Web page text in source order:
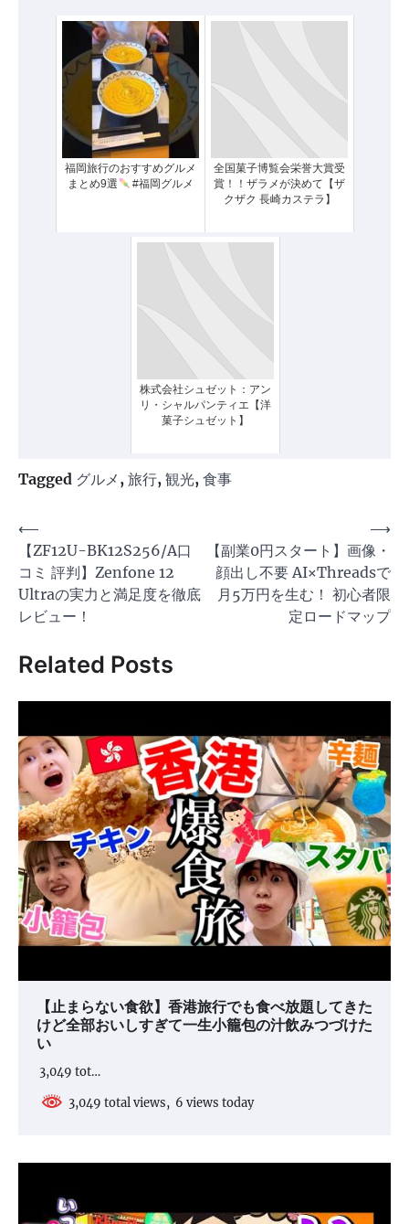
福岡旅行のおすすめグルメ
まとめ9選
#福岡グルメ
全国菓子博覧会栄誉大賞受
賞！！ザラメが決めて【ザ
クザク 長崎カステラ】
株式会社シュゼット：アン
リ・シャルパンティエ【洋
菓子シュゼット】
Tagged グルメ , 旅行, 観光, 食事
投
稿
ナ
ビ
ー
シ
ョ
ン
⟵
【ZF12U-BK12S256/A口
コミ 評判】Zenfone 12
Ultraの実力と満足度を徹底
レビュー！
【副業0円スタート】画像・
顔出し不要 AI×Threadsで
月5万円を生む！ 初心者限
定ロードマップ
⟶
Related Posts
【止まらない食欲】香港旅行でも食べ放題してきた
けど全部おいしすぎて一生小籠包の汁飲みつづけた
い
3,049 tot…
3,049 total views, 6 views today